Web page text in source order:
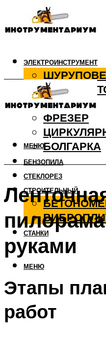
ЭЛЕКТРОИНСТРУМЕНТ
ДРЕЛЬ
ФРЕЗЕР
БОЛГАРКА
БЕНЗОПИЛА
СТЕКЛОРЕЗ
СТРОИТЕЛЬНЫЙ
СТАНКИ
МЕНЮ
МЕНЮ
руками
Этапы
работ